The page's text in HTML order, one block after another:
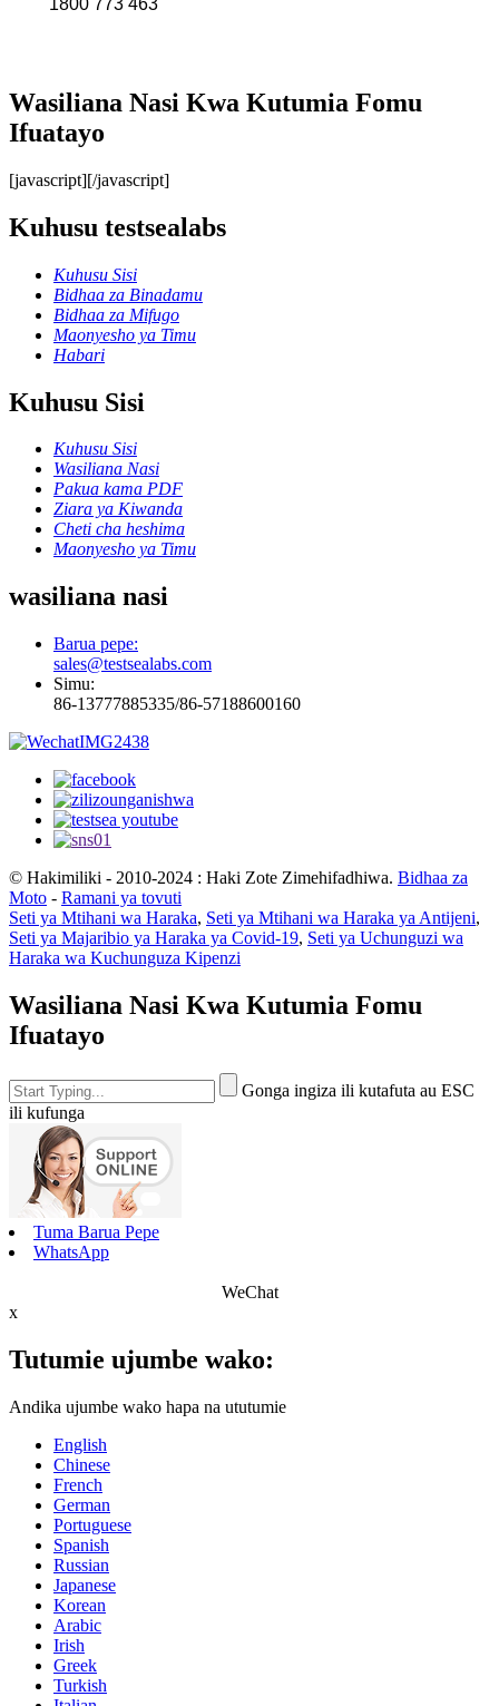
1800 773 463
Wasiliana Nasi Kwa Kutumia Fomu
Ifuatayo
[javascript][/javascript]
Kuhusu testsealabs
Kuhusu Sisi
Bidhaa za Binadamu
Bidhaa za Mifugo
Maonyesho ya Timu
Habari
Kuhusu Sisi
Kuhusu Sisi
Wasiliana Nasi
Pakua kama PDF
Ziara ya Kiwanda
Cheti cha heshima
Maonyesho ya Timu
wasiliana nasi
Barua pepe:
sales@testsealabs.com
Simu:
86-13777885335/86-57188600160
© Hakimiliki - 2010-2024 : Haki Zote Zimehifadhiwa. Bidhaa za
Moto - Ramani ya tovuti
Seti ya Mtihani wa Haraka, Seti ya Mtihani wa Haraka ya Antijeni,
Seti ya Majaribio ya Haraka ya Covid-19, Seti ya Uchunguzi wa
Haraka wa Kuchunguza Kipenzi
Wasiliana Nasi Kwa Kutumia Fomu
Ifuatayo
Gonga ingiza ili kutafuta au ESC
ili kufunga
Tuma Barua Pepe
WhatsApp
WeChat
x
Tutumie ujumbe wako:
Andika ujumbe wako hapa na ututumie
English
Chinese
French
German
Portuguese
Spanish
Russian
Japanese
Korean
Arabic
Irish
Greek
Turkish